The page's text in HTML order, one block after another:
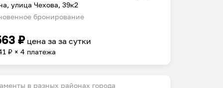
улица Чехова, 39к2
бронирование
₽ цена заза сутки
₽ × 4 платежа
в разных районах города